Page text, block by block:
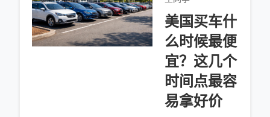
美国买车什
么时候最便
宜？这几个
时间点最容
易拿好价